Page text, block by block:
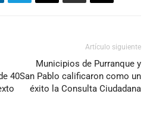
40
Artículo siguiente
Municipios de Purranque y
San Pablo calificaron como un
éxito la Consulta Ciudadana